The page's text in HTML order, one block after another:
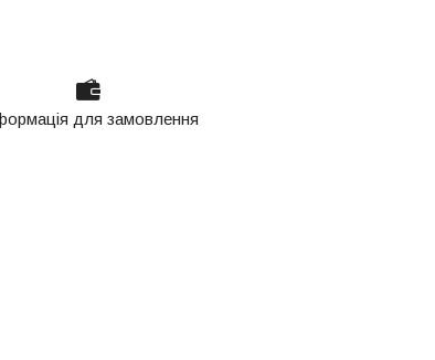
для замовлення